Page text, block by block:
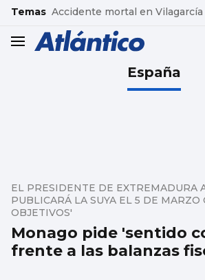
common.go-to-content
Temas Accidente mortal en Vilagarcía
header.menu.open
España
Monago pide 'sentido
frente a las balanzas
EL PRESIDENTE DE EXTREMADURA
PUBLICARÁ LA SUYA EL 5 DE MARZO
OBJETIVOS'